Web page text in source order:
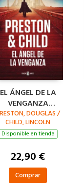
EL ÁNGEL DE LA
VENGANZA
(INSPECTOR
PENDERGAST 22)
DOUGLAS /
CHILD, LINCOLN
Disponible en tienda
22,90 €
Comprar